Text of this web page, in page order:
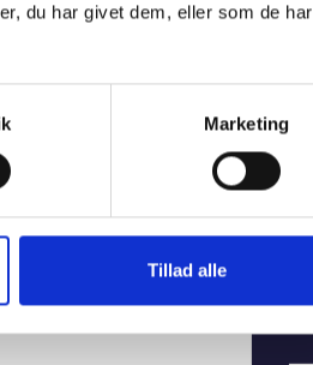
du har givet dem, eller som de har
Marketing
Tillad alle